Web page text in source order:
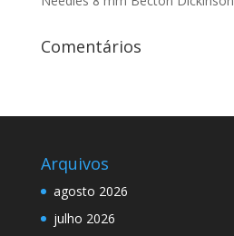
Comentários
Arquivos
agosto 2026
julho 2026